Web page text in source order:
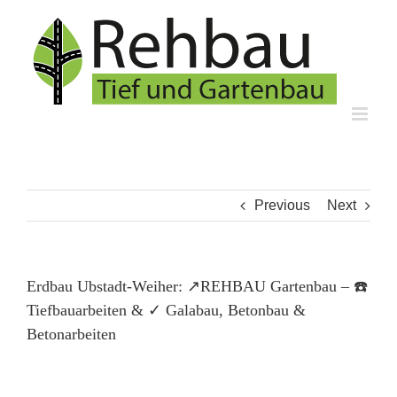
content
Previous Next
Erdbau Ubstadt-Weiher: ↗️REHBAU Gartenbau – ☎️
Tiefbauarbeiten & ✓ Galabau, Betonbau &
Betonarbeiten